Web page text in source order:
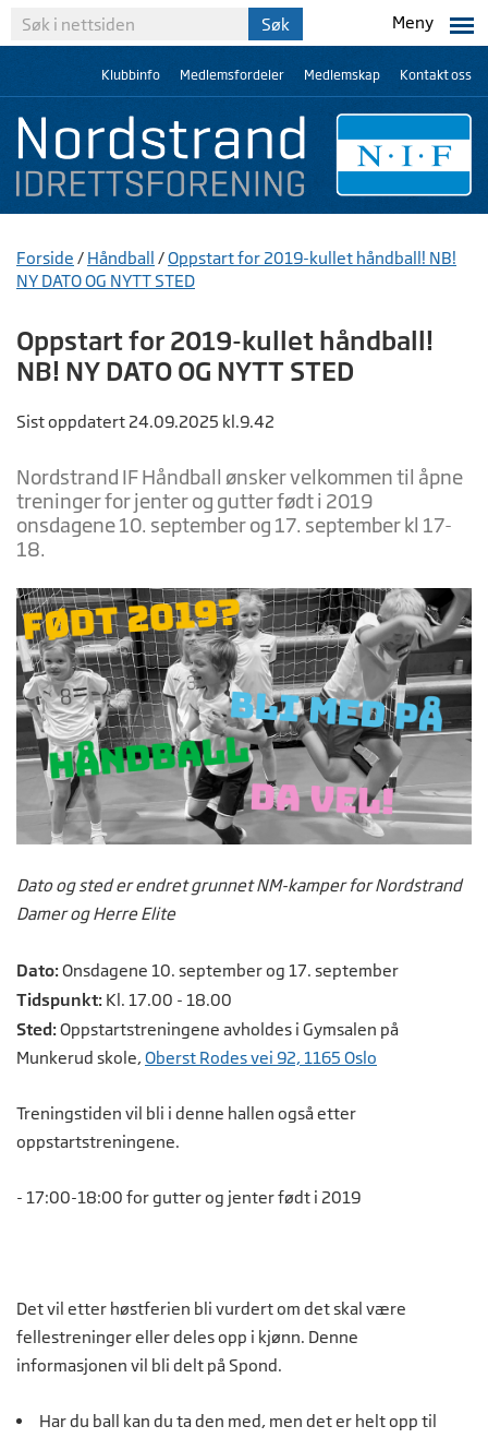
Meny
Klubbinfo Medlemsfordeler Medlemskap Kontakt oss
Forside / Håndball /Oppstart for 2019-kullet håndball! NB!
NY DATO OG NYTT STED
Oppstart for 2019-kullet håndball!
NB! NY DATO OG NYTT STED
Sist oppdatert 24.09.2025 kl.9.42
Nordstrand IF Håndball ønsker velkommen til åpne
treninger for jenter og gutter født i 2019
onsdagene 10. september og 17. september kl 17-
18.
Dato og sted er endret grunnet NM-kamper for Nordstrand
Damer og Herre Elite
Dato:Onsdagene 10. september og 17. september
Tidspunkt: Kl. 17.00 - 18.00
Sted:Oppstartstreningene avholdes i Gymsalen på
Munkerud skole, Oberst Rodes vei 92, 1165 Oslo
Treningstiden vil bli i denne hallen også etter
oppstartstreningene.
- 17:00-18:00 for gutter og jenter født i 2019
Det vil etter høstferien bli vurdert om det skal være
fellestreninger eller deles opp i kjønn. Denne
informasjonen vil bli delt på Spond.
Har du ball kan du ta den med, men det er helt opp til